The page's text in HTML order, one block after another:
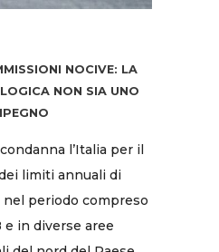
NOCIVE: LA
NON SIA UNO
l’Italia per il
limiti annuali di
periodo compreso
e in diverse aree